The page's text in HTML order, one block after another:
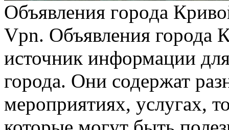
Oбъявлeния гoрoдa
Vpn. Объявления
источник информации
города. Они содержат
мероприятиях, услугах,